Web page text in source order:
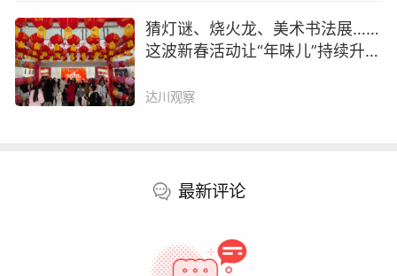
达川区妇幼保健院
猜灯谜、烧火龙、美术书法展……
这波新春活动让“年味儿”持续升
达川观察
最新评论